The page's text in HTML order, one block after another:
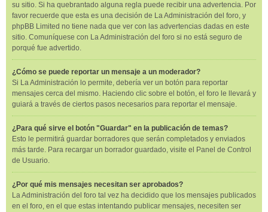
su sitio. Si ha quebrantado alguna regla puede recibir una advertencia. Por
favor recuerde que esta es una decisión de La Administración del foro, y
phpBB Limited no tiene nada que ver con las advertencias dadas en este
sitio. Comuníquese con La Administración del foro si no está seguro de
porqué fue advertido.
¿Cómo se puede reportar un mensaje a un moderador?
Si La Administración lo permite, debería ver un botón para reportar
mensajes cerca del mismo. Haciendo clic sobre el botón, el foro le llevará y
guiará a través de ciertos pasos necesarios para reportar el mensaje.
¿Para qué sirve el botón "Guardar" en la publicación de temas?
Esto le permitirá guardar borradores que serán completados y enviados
más tarde. Para recargar un borrador guardado, visite el Panel de Control
de Usuario.
¿Por qué mis mensajes necesitan ser aprobados?
La Administración del foro tal vez ha decidido que los mensajes publicados
en el foro, en el que estas intentando publicar mensajes, necesiten ser